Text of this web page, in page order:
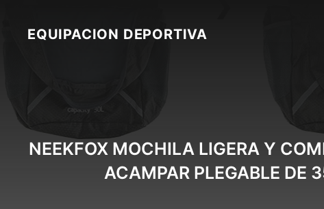
contentEQUIPACION DEPORTIVA
NEEKFOX MOCHILA LIGERA Y
ACAMPAR PLEGABLE DE